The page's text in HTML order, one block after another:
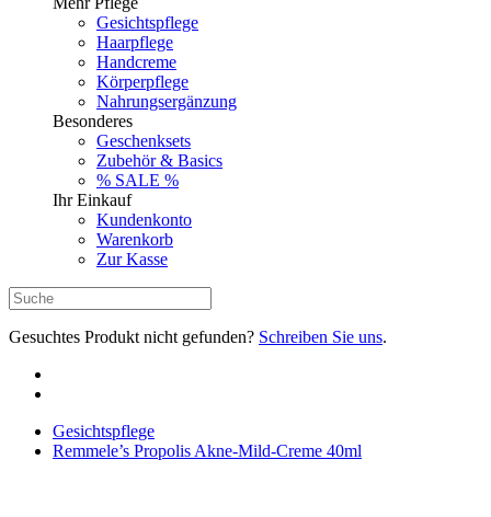
Gesichtspflege
Haarpflege
Handcreme
Körperpflege
Nahrungsergänzung
Besonderes
Geschenksets
Zubehör & Basics
% SALE %
Ihr Einkauf
Kundenkonto
Warenkorb
Zur Kasse
Gesuchtes Produkt nicht gefunden? Schreiben Sie uns.
Gesichtspflege
Remmele’s Propolis Akne-Mild-Creme 40ml